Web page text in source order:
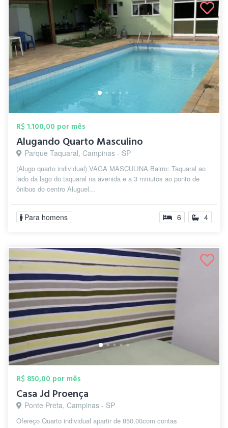
R$ 1.100,00 por mês
Alugando Quarto Masculino
Parque Taquaral, Campinas - SP
(Alugo quarto individual) VAGA MASCULINA Bairro: Taquaral ao
lado da lago do taquaral na avenida e a 3 minutos ao ponto de
ônibus do centro Aluguel...
Para homens 6 4
R$ 850,00 por mês
Casa Jd Proença
Ponte Preta, Campinas - SP
Ofereço Quarto individual apartir de 850,00com contas